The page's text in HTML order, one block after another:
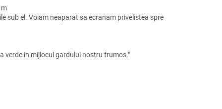
m
sub el. Voiam neaparat sa ecranam privelistea spre
verde in mijlocul gardului nostru frumos."